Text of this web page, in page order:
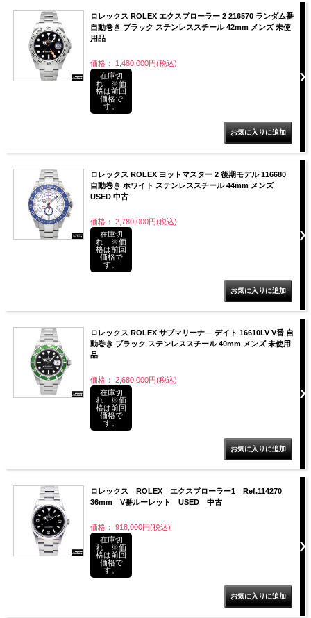
ロレックス ROLEX エクスプローラー 2 216570 ランダム番
自動巻き ブラック ステンレススチール 42mm メンズ 未使
用品
価格： 1,480,000円(税込)
在庫切
れ ※価
格は前回
価格で
す。
ロレックス ROLEX ヨットマスター 2 後期モデル 116680
自動巻き ホワイト ステンレススチール 44mm メンズ
USED 中古
価格： 2,780,000円(税込)
在庫切
れ ※価
格は前回
価格で
す。
ロレックス ROLEX サブマリーナ― デイト 16610LV V番 自
動巻き ブラック ステンレススチール 40mm メンズ 未使用
品
価格： 2,680,000円(税込)
在庫切
れ ※価
格は前回
価格で
す。
ロレックス ROLEX エクスプローラー1 Ref.114270
36mm V番ルーレット USED 中古
価格： 918,000円(税込)
在庫切
れ ※価
格は前回
価格で
す。